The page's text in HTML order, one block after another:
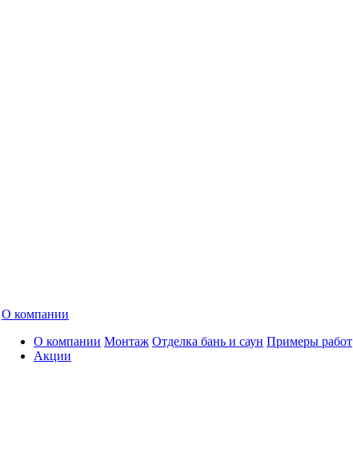
О компании
О компании
Акции
Монтаж Отделка бань и саун Примеры работ